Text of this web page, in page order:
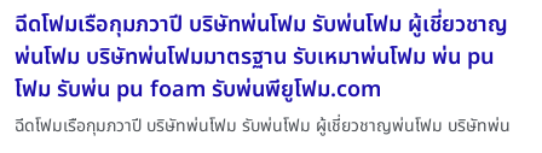
ฉีดโฟมเรือกุมภวาปี บริษัทพ่นโฟม รับพ่นโฟม ผู้เชี่ยวชาญ
พ่นโฟม บริษัทพ่นโฟมมาตรฐาน รับเหมาพ่นโฟม พ่น pu
โฟม รับพ่น pu foam รับพ่นพียูโฟม.com
ฉีดโฟมเรือกุมภวาปี บริษัทพ่นโฟม รับพ่นโฟม ผู้เชี่ยวชาญพ่นโฟม บริษัทพ่น